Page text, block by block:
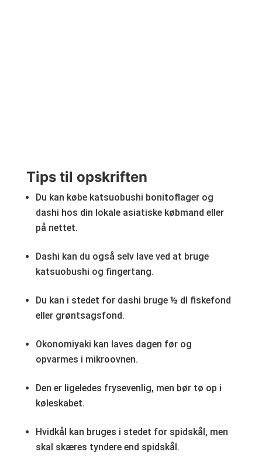
Tips til opskriften
Du kan købe katsuobushi bonitoflager og
dashi hos din lokale asiatiske købmand eller
på nettet.
Dashi kan du også selv lave ved at bruge
katsuobushi og fingertang.
Du kan i stedet for dashi bruge ½ dl fiskefond
eller grøntsagsfond.
Okonomiyaki kan laves dagen før og
opvarmes i mikroovnen.
Den er ligeledes frysevenlig, men bør tø op i
køleskabet.
Hvidkål kan bruges i stedet for spidskål, men
skal skæres tyndere end spidskål.